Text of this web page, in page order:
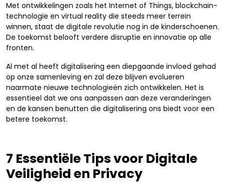
Met ontwikkelingen zoals het Internet of Things, blockchain-
technologie en virtual reality die steeds meer terrein
winnen, staat de digitale revolutie nog in de kinderschoenen.
De toekomst belooft verdere disruptie en innovatie op alle
fronten.
Al met al heeft digitalisering een diepgaande invloed gehad
op onze samenleving en zal deze blijven evolueren
naarmate nieuwe technologieën zich ontwikkelen. Het is
essentieel dat we ons aanpassen aan deze veranderingen
en de kansen benutten die digitalisering ons biedt voor een
betere toekomst.
7 Essentiële Tips voor Digitale
Veiligheid en Privacy